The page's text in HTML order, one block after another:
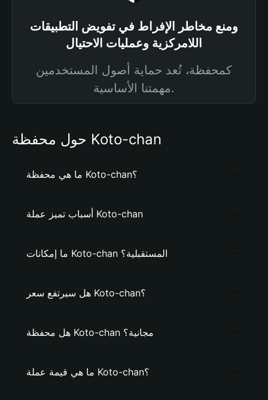
ومنع مخاطر الإفراط في تفويض التطبيقات
اللامركزية وعمليات الاحتيال
كمحفظة، تُعد حماية أصول المستخدمين
مهمتنا الأساسية.
حول محفظة Koto-chan
ما هي محفظة Koto-chan؟
أسباب تميز عملة Koto-chan
ما إمكانات Koto-chan المستقبلية؟
هل سيرتفع سعر Koto-chan؟
هل محفظة Koto-chan مجانية؟
ما هي قيمة عملة Koto-chan؟